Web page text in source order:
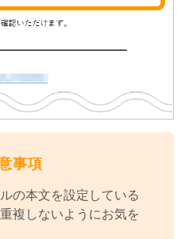
事項
の本文を設定している
複しないようにお気を